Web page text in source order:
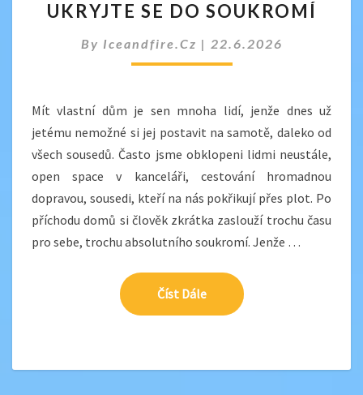
SE
SOUKROMÍ
UKRYJTE SE DO SOUKROMÍ
By Iceandfire.cz | 22.6.2026
Mít vlastní dům je sen mnoha lidí, jenže dnes už
jetému nemožné si jej postavit na samotě, daleko od
všech sousedů. Často jsme obklopeni lidmi neustále,
open space v kanceláři, cestování hromadnou
dopravou, sousedi, kteří na nás pokřikují přes plot. Po
příchodu domů si člověk zkrátka zaslouží trochu času
pro sebe, trochu absolutního soukromí. Jenže …
Číst DáleČíst Dále